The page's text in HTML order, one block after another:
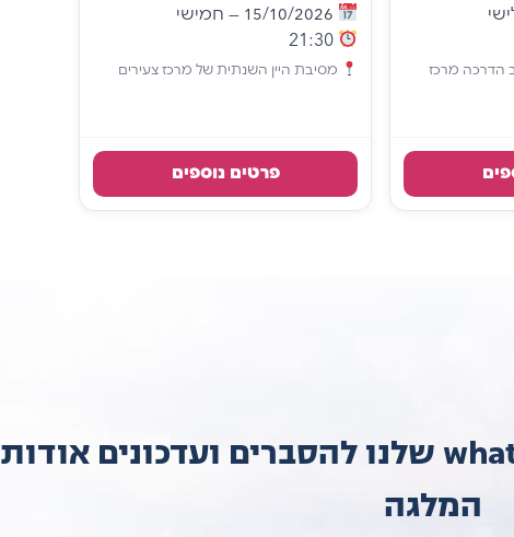
הדרכה מרכז
21:30
מסיבת היין השנתית של מרכז צעירים
פרטים נוספים
הצטרפו לקבוצת ה-whatsapp שלנו להסברים ועדכונים אודות
המלגה